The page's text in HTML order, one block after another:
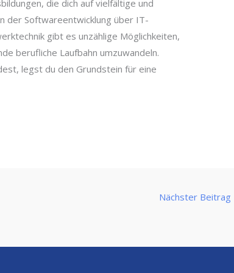
die dich auf vielfältige und
der Softwareentwicklung über IT-
gibt es unzählige Möglichkeiten,
berufliche Laufbahn umzuwandeln.
legst du den Grundstein für eine
Nächster Beitrag